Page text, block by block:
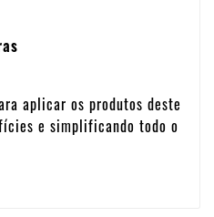
aplicar os produtos deste
e simplificando todo o